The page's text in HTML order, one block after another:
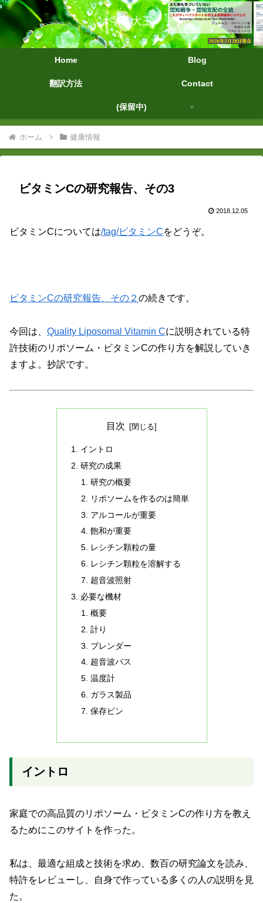
字幕大王
Home Blog
翻訳方法 Contact
(保留中)
ホーム 健康情報
ビタミンCの研究報告、その3
2018.12.05
ビタミンCについては/tag/ビタミンCをどうぞ。
ビタミンCの研究報告、その２ の続きです。
今回は、 Quality Liposomal Vitamin Cに説明されている特
許技術のリポソーム・ビタミンCの作り方を解説していき
ますよ。抄訳です。
目次
イントロ
研究の成果
研究の概要
リポソームを作るのは簡単
アルコールが重要
飽和が重要
レシチン顆粒の量
レシチン顆粒を溶解する
超音波照射
必要な機材
概要
計り
ブレンダー
超音波バス
温度計
ガラス製品
保存ビン
イントロ
家庭での高品質のリポソーム・ビタミンCの作り方を教え
るためにこのサイトを作った。
私は、最適な組成と技術を求め、数百の研究論文を読み、
特許をレビューし、自身で作っている多くの人の説明を見
た。